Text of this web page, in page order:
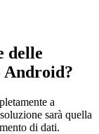
delle
Android?
a
sarà quella
di dati.